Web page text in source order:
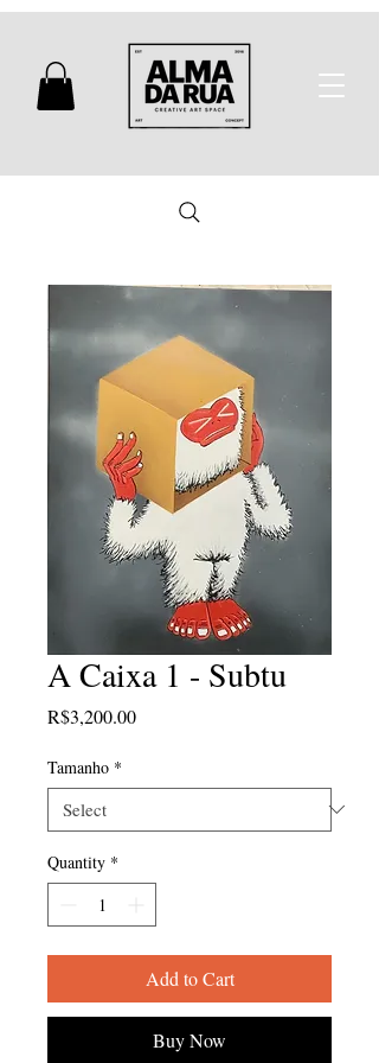
A Caixa 1 - Subtu
R$3,200.00Price
Tamanho *
Quantity *
Add to Cart
Buy Now